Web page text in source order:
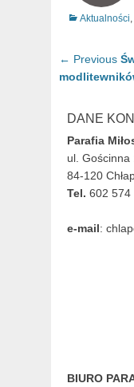
Categories
Aktualności
Nawigacja
wpisu
← Previous
DANE
Parafia
ul. Gościnna
84-120
Tel. 602 574
e-mail:
BIURO